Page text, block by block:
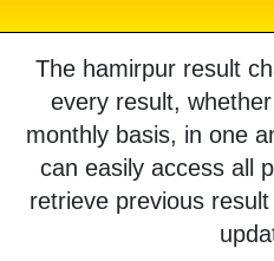
The hamirpur result
every result,
monthly basis, in one
can easily access all
retrieve previous